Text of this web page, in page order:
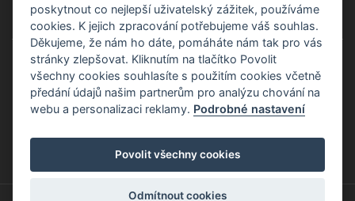
poskytnout co nejlepší uživatelský zážitek, používáme
cookies. K jejich zpracování potřebujeme váš souhlas.
Děkujeme, že nám ho dáte, pomáháte nám tak pro vás
stránky zlepšovat. Kliknutím na tlačítko Povolit
všechny cookies souhlasíte s použitím cookies včetně
předání údajů našim partnerům pro analýzu chování na
webu a personalizaci reklamy. Podrobné nastavení
Povolit všechny cookies
Odmítnout cookies